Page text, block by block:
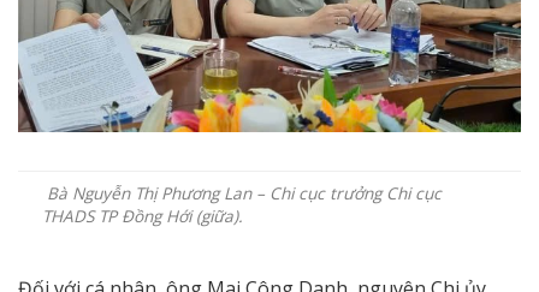
Bà Nguyễn Thị Phương Lan – Chi cục trưởng Chi cục
THADS TP Đồng Hới (giữa).